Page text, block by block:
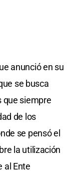
anunció en su
se busca
que siempre
de los
se pensó el
la utilización
al Ente